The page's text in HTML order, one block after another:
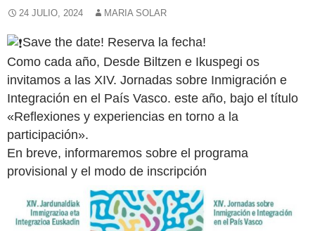
24 JULIO, 2024 MARIA SOLAR
Save the date! Reserva la fecha!
Como cada año, Desde Biltzen e Ikuspegi os
invitamos a las XIV. Jornadas sobre Inmigración e
Integración en el País Vasco. este año, bajo el título
«Reflexiones y experiencias en torno a la
participación».
En breve, informaremos sobre el programa
provisional y el modo de inscripción